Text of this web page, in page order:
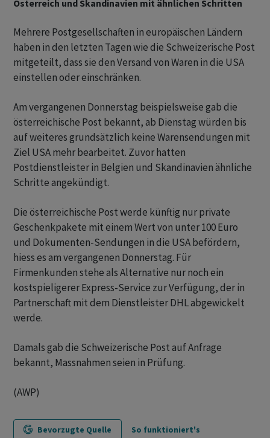
Österreich und Skandinavien mit ähnlichen Schritten
Mehrere Postgesellschaften in europäischen Ländern
haben in den letzten Tagen wie die Schweizerische Post
mitgeteilt, dass sie den Versand von Waren in die USA
einstellen oder einschränken.
Am vergangenen Donnerstag beispielsweise gab die
österreichische Post bekannt, ab Dienstag würden bis
auf weiteres grundsätzlich keine Warensendungen mit
Ziel USA mehr bearbeitet. Zuvor hatten
Postdienstleister in Belgien und Skandinavien ähnliche
Schritte angekündigt.
Die österreichische Post werde künftig nur private
Geschenkpakete mit einem Wert von unter 100 Euro
und Dokumenten-Sendungen in die USA befördern,
hiess es am vergangenen Donnerstag. Für
Firmenkunden stehe als Alternative nur noch ein
kostspieligerer Express-Service zur Verfügung, der in
Partnerschaft mit dem Dienstleister DHL abgewickelt
werde.
Damals gab die Schweizerische Post auf Anfrage
bekannt, Massnahmen seien in Prüfung.
(AWP)
Bevorzugte Quelle So funktioniert's